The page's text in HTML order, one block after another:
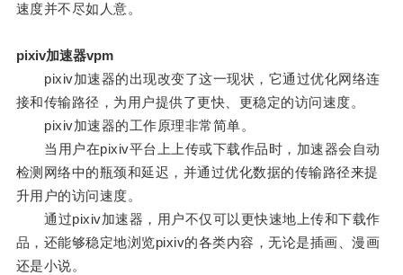
速度并不尽如人意。
pixiv加速器vpm
pixiv加速器的出现改变了这一现状，它通过优化网络连
接和传输路径，为用户提供了更快、更稳定的访问速度。
pixiv加速器的工作原理非常简单。
当用户在pixiv平台上上传或下载作品时，加速器会自动
检测网络中的瓶颈和延迟，并通过优化数据的传输路径来提
升用户的访问速度。
通过pixiv加速器，用户不仅可以更快速地上传和下载作
品，还能够稳定地浏览pixiv的各类内容，无论是插画、漫画
还是小说。